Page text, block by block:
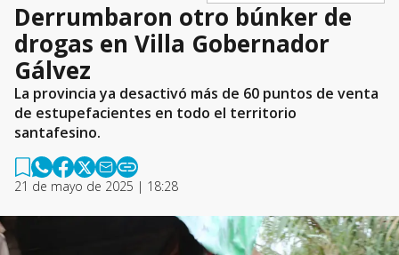
Derrumbaron otro búnker de
drogas en Villa Gobernador
Gálvez
La provincia ya desactivó más de 60 puntos de venta
de estupefacientes en todo el territorio
santafesino.
21 de mayo de 2025 | 18:28